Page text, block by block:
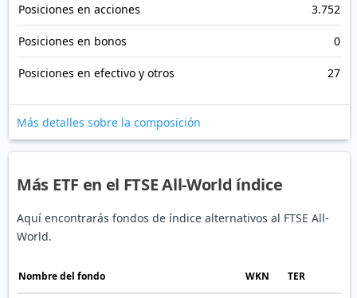
Posiciones en acciones 3.752
Posiciones en bonos 0
Posiciones en efectivo y otros 27
Más detalles sobre la composición
Más ETF en el FTSE All-World índice
Aquí encontrarás fondos de índice alternativos al FTSE All-
World.
Nombre del fondo WKN TER